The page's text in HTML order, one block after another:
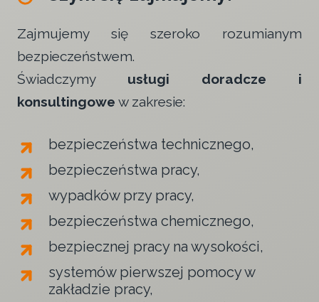
Zajmujemy się szeroko rozumianym
bezpieczeństwem.
Świadczymy usługi doradcze i
konsultingowe w zakresie:
bezpieczeństwa technicznego,
bezpieczeństwa pracy,
wypadków przy pracy,
bezpieczeństwa chemicznego,
bezpiecznej pracy na wysokości,
systemów pierwszej pomocy w
zakładzie pracy,